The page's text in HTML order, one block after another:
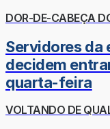
DOR-DE-CABEÇA
Servidores da
decidem
quarta-feira
VOLTANDO DE